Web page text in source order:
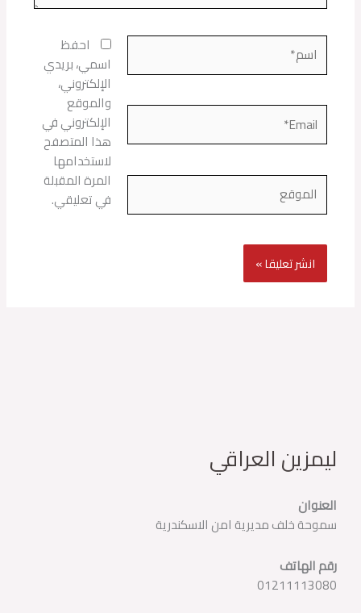
اسم*
Email*
الموقع
احفظ
اسمي، بريدي
الإلكتروني،
والموقع
الإلكتروني في
هذا المتصفح
لاستخدامها
المرة المقبلة
في تعليقي.
ليمزين العراقي
العنوان
سموحة خلف مديرية امن الاسكندرية
رقم الهاتف
01211113080